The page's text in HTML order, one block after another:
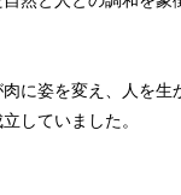
に姿を変え、人を
していました。